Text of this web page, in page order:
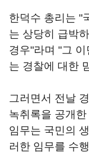
한덕수 총리는 "
는 상당히 급박
경우"라며 "그
는 경찰에 대한
그러면서 전날
녹취록을 공개
임무는 국민의
러한 임무를 수